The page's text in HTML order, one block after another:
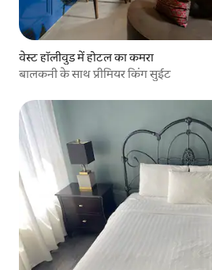
वेस्ट हॉलीवुड में होटल का कमरा
बालकनी के साथ प्रीमियर किंग सुईट